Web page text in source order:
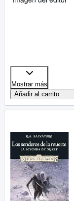
Mostrar más
Añadir al carrito